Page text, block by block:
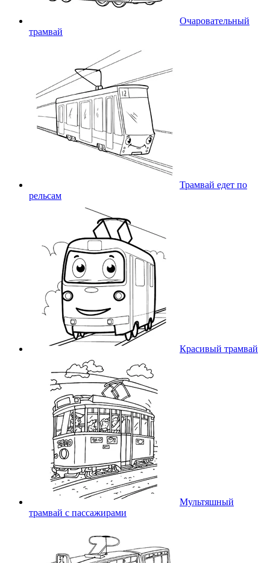
Очаровательный
трамвай
Трамвай едет по
рельсам
Красивый трамвай
Мультяшный
трамвай с пассажирами